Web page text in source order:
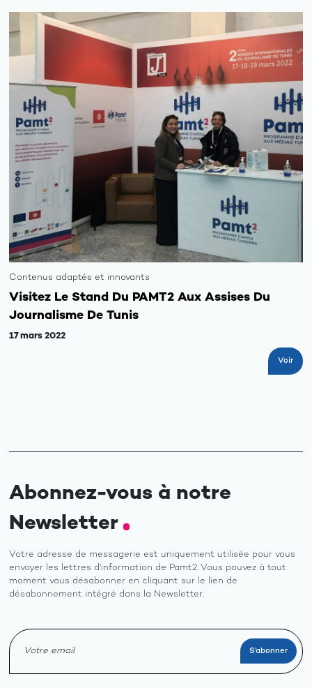
Contenus adaptés et innovants
Visitez Le Stand Du PAMT2 Aux Assises Du
Journalisme De Tunis
17 mars 2022
Voir
Abonnez-vous à notre
Newsletter
Votre adresse de messagerie est uniquement utilisée pour vous
envoyer les lettres d'information de Pamt2. Vous pouvez à tout
moment vous désabonner en cliquant sur le lien de
désabonnement intégré dans la Newsletter.